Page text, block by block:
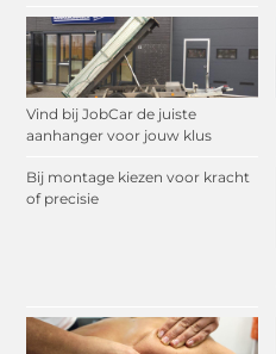
Vind bij JobCar de juiste
aanhanger voor jouw klus
Bij montage kiezen voor kracht
of precisie